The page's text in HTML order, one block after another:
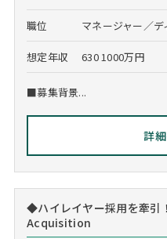
職位 マネージャー／
想定年収 630 1000万円
■募集背景...
詳
◆ハイレイヤー採用を牽
Acquisition